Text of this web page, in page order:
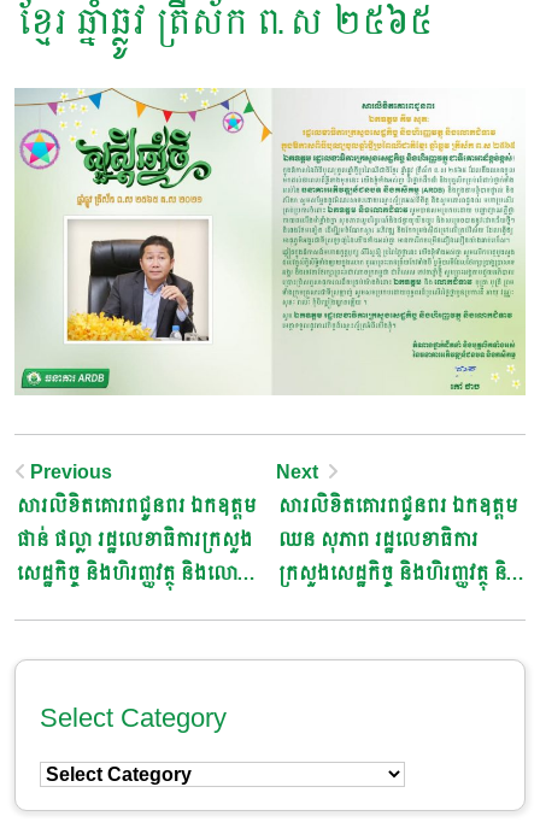
ខ្មែរ ឆ្នាំឆ្លូវ ត្រីស័ក ព.ស ២៥៦៥
Post
Navigation
Previous
សារលិខិតគោរពជូនពរ​ ឯកឧត្តម​
ផាន់ ផល្លា រដ្ឋលេខាធិការក្រសួង
សេដ្ឋកិច្ច និងហិរញ្ញវត្ថុ និងលោក
ព.ស ២៥៦៥
Next
សារលិខិតគោរពជូនពរ​ ឯកឧត្តម​
ឈន សុភាព រដ្ឋលេខាធិការ
ក្រសួងសេដ្ឋកិច្ច និងហិរញ្ញវត្ថុ និង
Select Category
Select
Category